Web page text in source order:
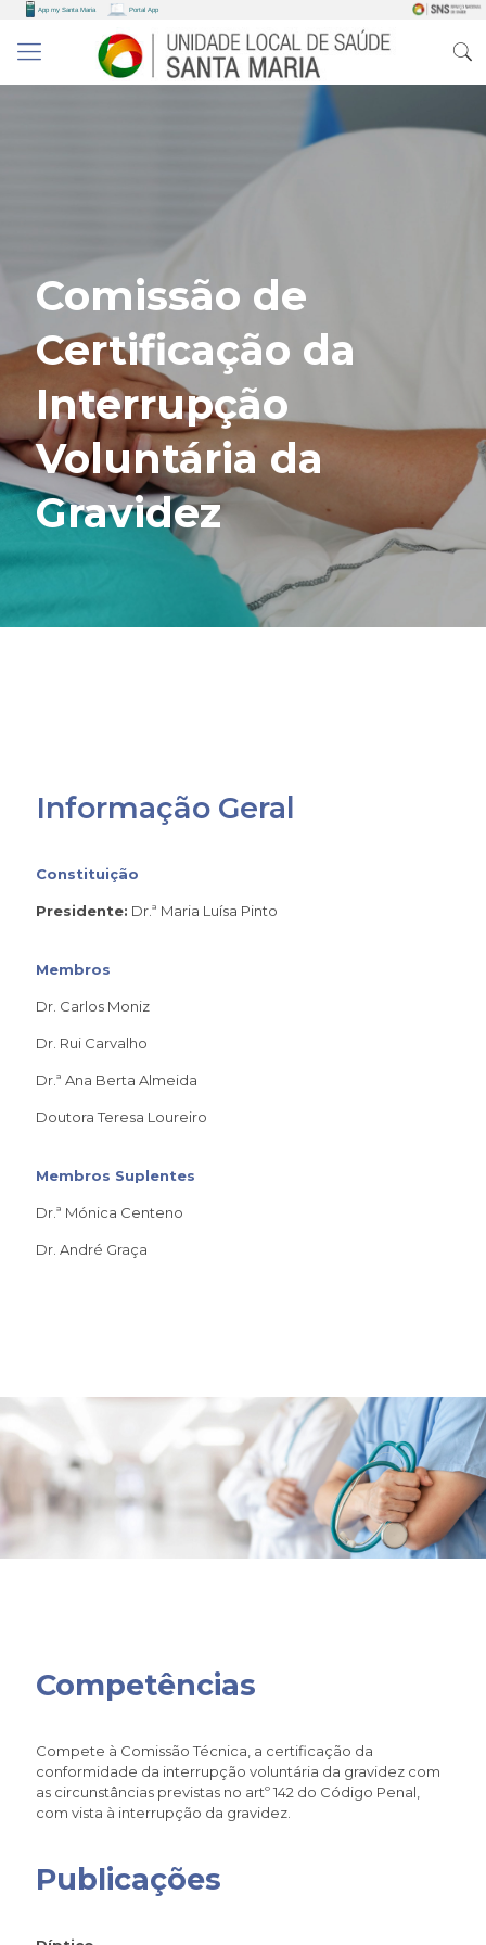
Comissão de
Certificação da
Interrupção
Voluntária da
Gravidez
Informação Geral
Constituição
Presidente: Dr.ª Maria Luísa Pinto
Membros
Dr. Carlos Moniz
Dr. Rui Carvalho
Dr.ª Ana Berta Almeida
Doutora Teresa Loureiro
Membros Suplentes
Dr.ª Mónica Centeno
Dr. André Graça
Competências
Compete à Comissão Técnica, a certificação da
conformidade da interrupção voluntária da gravidez com
as circunstâncias previstas no artº 142 do Código Penal,
com vista à interrupção da gravidez.
Publicações